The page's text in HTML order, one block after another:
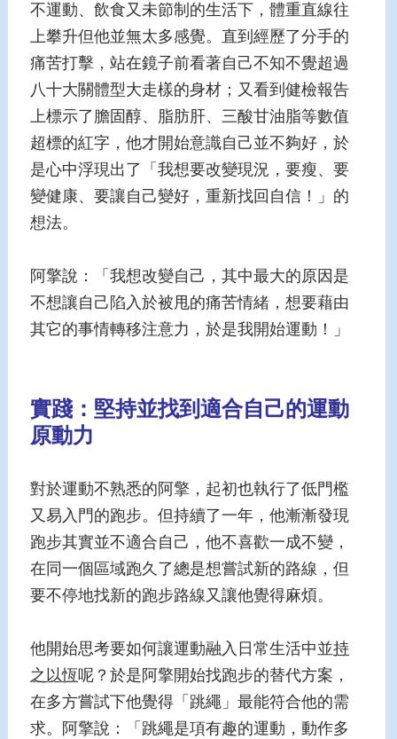
不運動、飲食又未節制的生活下，體重直線往
上攀升但他並無太多感覺。直到經歷了分手的
痛苦打擊，站在鏡子前看著自己不知不覺超過
八十大關體型大走樣的身材；又看到健檢報告
上標示了膽固醇、脂肪肝、三酸甘油脂等數值
超標的紅字，他才開始意識自己並不夠好，於
是心中浮現出了「我想要改變現況，要瘦、要
變健康、要讓自己變好，重新找回自信！」的
想法。
阿擎說：「我想改變自己，其中最大的原因是
不想讓自己陷入於被甩的痛苦情緒，想要藉由
其它的事情轉移注意力，於是我開始運動！」
實踐：堅持並找到適合自己的運動
原動力
對於運動不熟悉的阿擎，起初也執行了低門檻
又易入門的跑步。但持續了一年，他漸漸發現
跑步其實並不適合自己，他不喜歡一成不變，
在同一個區域跑久了總是想嘗試新的路線，但
要不停地找新的跑步路線又讓他覺得麻煩。
他開始思考要如何讓運動融入日常生活中並持
之以恆呢？於是阿擎開始找跑步的替代方案，
在多方嘗試下他覺得「跳繩」最能符合他的需
求。阿擎說：「跳繩是項有趣的運動，動作多